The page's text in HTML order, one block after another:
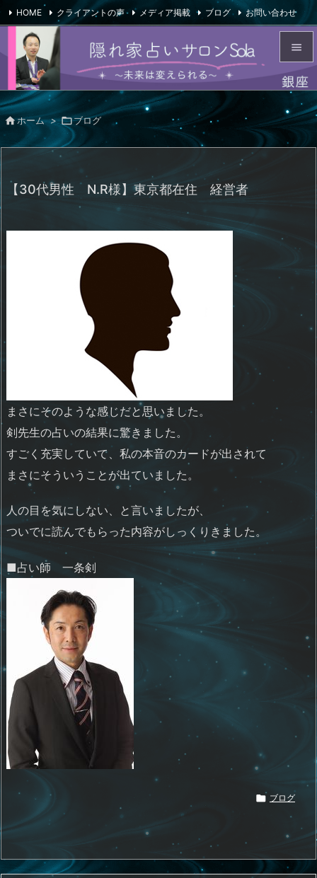


メニュ

サイド

HOME クライアントの声 メディア掲載 ブログ お問い合わせ
会社概要
ホーム > ブログ
【30代男性 N.R様】東京都在住 経営者
まさにそのような感じだと思いました。
剣先生の占いの結果に驚きました。
すごく充実していて、私の本音のカードが出されて
まさにそういうことが出ていました。
人の目を気にしない、と言いましたが、
ついでに読んでもらった内容がしっくりきました。
■占い師 一条剣
 ブログ